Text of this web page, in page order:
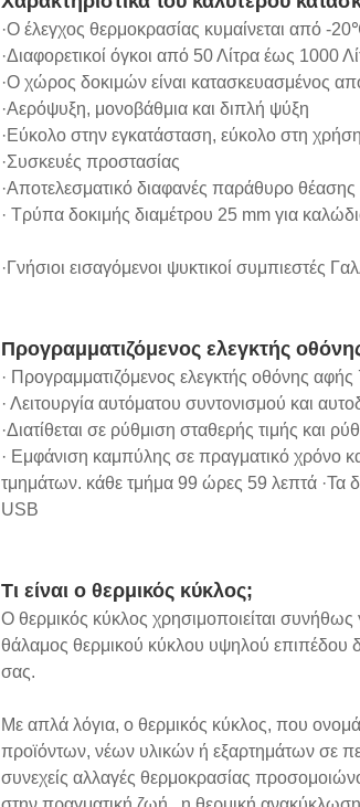
·Ο έλεγχος θερμοκρασίας κυμαίνεται
·Διαφορετικοί όγκοι από 50 Λίτρα έως 1000
·Ο χώρος δοκιμών είναι κατασκευασμένος
·Αερόψυξη, μονοβάθμια και διπλή ψύξη
·Εύκολο στην εγκατάσταση, εύκολο στη
·Συσκευές προστασίας
·Αποτελεσματικό διαφανές παράθυρο
· Τρύπα δοκιμής διαμέτρου 25 mm για
·Γνήσιοι εισαγόμενοι ψυκτικοί συμπιεστές
Προγραμματιζόμενος ελεγκτής
· Προγραμματιζόμενος ελεγκτής οθόνης
· Λειτουργία αυτόματου συντονισμού και
·Διατίθεται σε ρύθμιση σταθερής τιμής και
· Εμφάνιση καμπύλης σε πραγματικό χρόνο
τμημάτων. κάθε τμήμα 99 ώρες 59 λεπτά
USB
Τι είναι ο θερμικός κύκλος;
Ο θερμικός κύκλος χρησιμοποιείται συνήθως
θάλαμος θερμικού κύκλου υψηλού επιπέδου
σας.
Με απλά λόγια, ο θερμικός κύκλος, που
προϊόντων, νέων υλικών ή εξαρτημάτων σε
συνεχείς αλλαγές θερμοκρασίας